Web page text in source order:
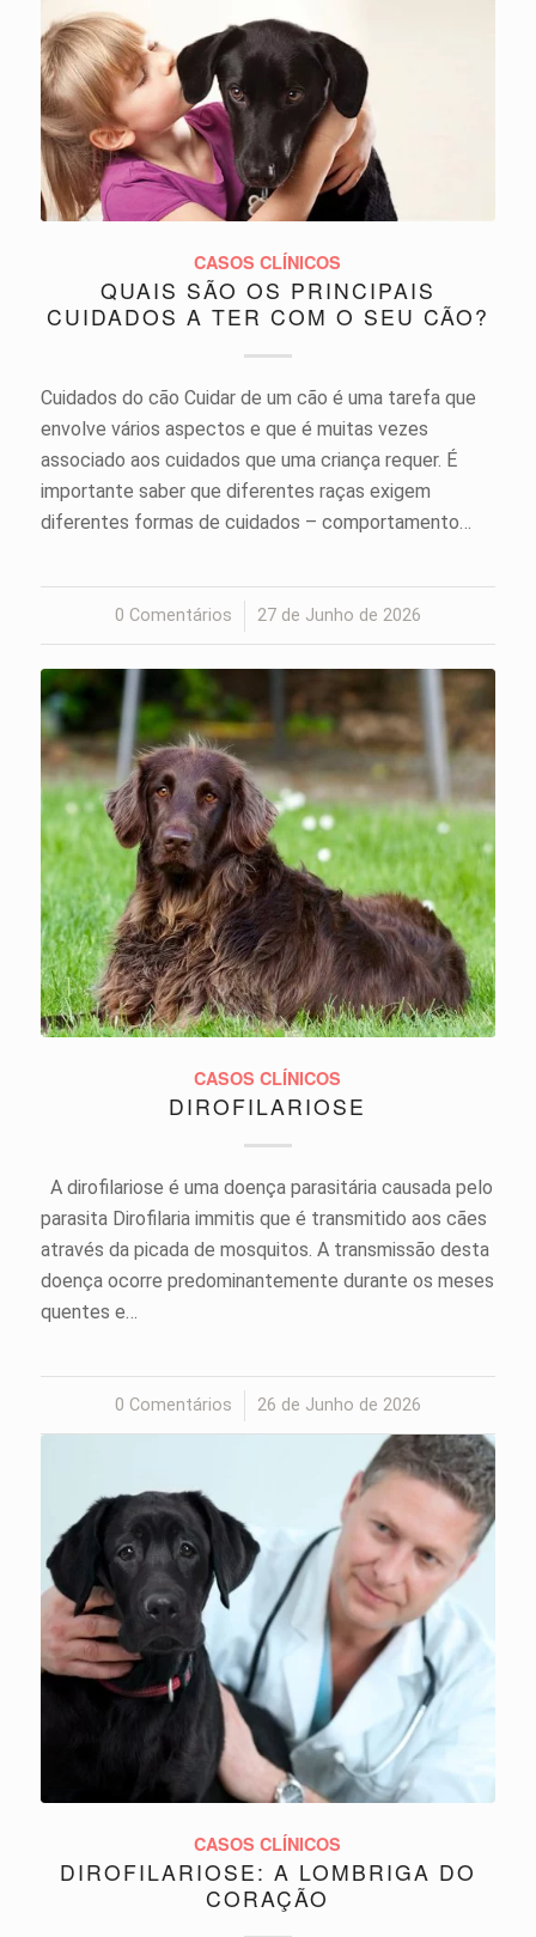
CASOS CLÍNICOS
QUAIS SÃO OS PRINCIPAIS
CUIDADOS A TER COM O SEU CÃO?
Cuidados do cão Cuidar de um cão é uma tarefa que
envolve vários aspectos e que é muitas vezes
associado aos cuidados que uma criança requer. É
importante saber que diferentes raças exigem
diferentes formas de cuidados – comportamento…
0 Comentários
/ 27 de Junho de 2026
CASOS CLÍNICOS
DIROFILARIOSE
A dirofilariose é uma doença parasitária causada pelo
parasita Dirofilaria immitis que é transmitido aos cães
através da picada de mosquitos. A transmissão desta
doença ocorre predominantemente durante os meses
quentes e…
0 Comentários
/ 26 de Junho de 2026
CASOS CLÍNICOS
DIROFILARIOSE: A LOMBRIGA DO
CORAÇÃO